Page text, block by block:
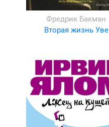
Фредрик Бакман
Вторая жизнь Уве